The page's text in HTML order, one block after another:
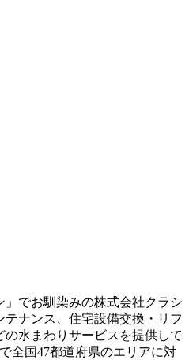
」でお馴染みの株式会社クラシ
ナンス、住宅設備交換・リフ
の水まわりサービスを提供して
全国47都道府県のエリアに対